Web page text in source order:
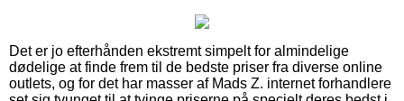
Det er jo efterhånden ekstremt simpelt for almindelige
dødelige at finde frem til de bedste priser fra diverse online
outlets, og for det har masser af Mads Z. internet forhandlere